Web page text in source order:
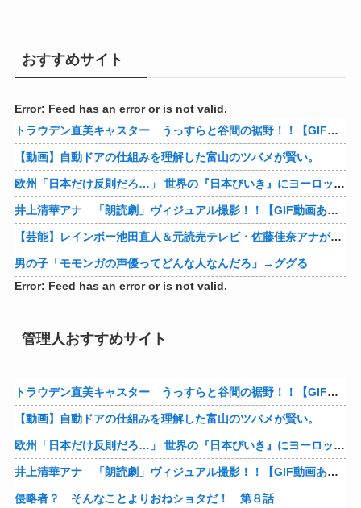
おすすめサイト
Error: Feed has an error or is not valid.
トラウデン直美キャスター うっすらと谷間の裾野！！【GIF動画あり】
【動画】自動ドアの仕組みを理解した富山のツバメが賢い。
欧州「日本だけ反則だろ…」 世界の『日本びいき』にヨーロッパ全土から不満の声
井上清華アナ 「朗読劇」ヴィジュアル撮影！！【GIF動画あり】
【芸能】レインボー池田直人＆元読売テレビ・佐藤佳奈アナが結婚
男の子「モモンガの声優ってどんな人なんだろ」→ググる
Error: Feed has an error or is not valid.
管理人おすすめサイト
トラウデン直美キャスター うっすらと谷間の裾野！！【GIF動画あり】
【動画】自動ドアの仕組みを理解した富山のツバメが賢い。
欧州「日本だけ反則だろ…」 世界の『日本びいき』にヨーロッパ全土から不満の声
井上清華アナ 「朗読劇」ヴィジュアル撮影！！【GIF動画あり】
侵略者？ そんなことよりおねショタだ！ 第８話